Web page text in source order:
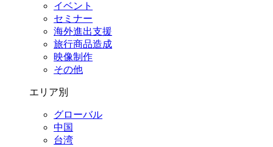
イベント
セミナー
海外進出支援
旅行商品造成
映像制作
その他
エリア別
グローバル
中国
台湾